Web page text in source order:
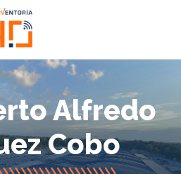
Alfredo
Cobo